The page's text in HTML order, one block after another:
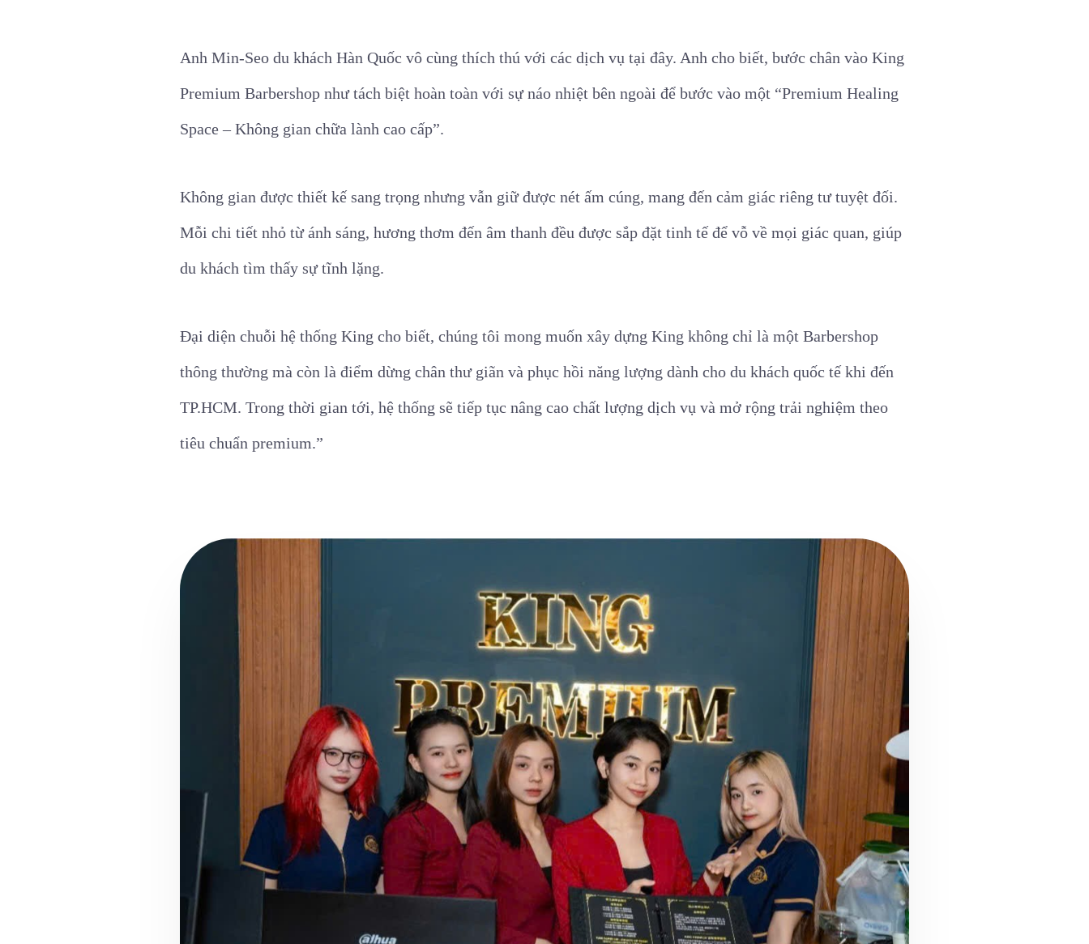
Anh Min-Seo du khách Hàn Quốc vô cùng thích thú với các dịch vụ tại đây. Anh cho biết, bước chân vào King
Premium Barbershop như tách biệt hoàn toàn với sự náo nhiệt bên ngoài để bước vào một “Premium Healing
Space – Không gian chữa lành cao cấp”.
Không gian được thiết kế sang trọng nhưng vẫn giữ được nét ấm cúng, mang đến cảm giác riêng tư tuyệt đối.
Mỗi chi tiết nhỏ từ ánh sáng, hương thơm đến âm thanh đều được sắp đặt tinh tế để vỗ về mọi giác quan, giúp
du khách tìm thấy sự tĩnh lặng.
Đại diện chuỗi hệ thống King cho biết, chúng tôi mong muốn xây dựng King không chỉ là một Barbershop
thông thường mà còn là điểm dừng chân thư giãn và phục hồi năng lượng dành cho du khách quốc tế khi đến
TP.HCM. Trong thời gian tới, hệ thống sẽ tiếp tục nâng cao chất lượng dịch vụ và mở rộng trải nghiệm theo
tiêu chuẩn premium.”